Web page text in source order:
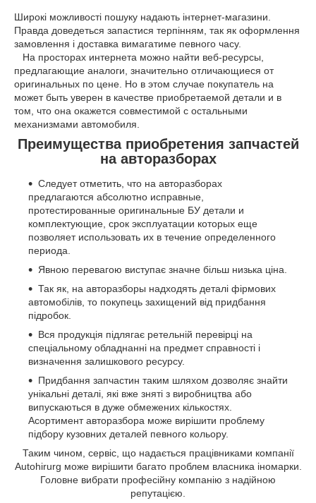
Широкі можливості пошуку надають інтернет-магазини.
Правда доведеться запастися терпінням, так як оформлення
замовлення і доставка вимагатиме певного часу.
На просторах интернета можно найти веб-ресурсы,
предлагающие аналоги, значительно отличающиеся от
оригинальных по цене. Но в этом случае покупатель на
может быть уверен в качестве приобретаемой детали и в
том, что она окажется совместимой с остальными
механизмами автомобиля.
Преимущества приобретения запчастей
на авторазборах
Следует отметить, что на авторазборах
предлагаются абсолютно исправные,
протестированные оригинальные БУ детали и
комплектующие, срок эксплуатации которых еще
позволяет использовать их в течение определенного
периода.
Явною перевагою виступає значне більш низька ціна.
Так як, на авторазборы надходять деталі фірмових
автомобілів, то покупець захищений від придбання
підробок.
Вся продукція підлягає ретельній перевірці на
спеціальному обладнанні на предмет справності і
визначення залишкового ресурсу.
Придбання запчастин таким шляхом дозволяє знайти
унікальні деталі, які вже зняті з виробництва або
випускаються в дуже обмежених кількостях.
Асортимент авторазбора може вирішити проблему
підбору кузовних деталей певного кольору.
Таким чином, сервіс, що надається працівниками компанії
Autohirurg може вирішити багато проблем власника іномарки.
Головне вибрати професійну компанію з надійною
репутацією.